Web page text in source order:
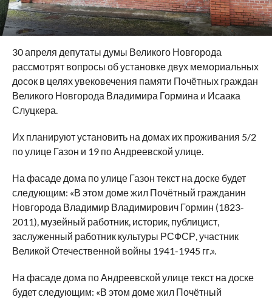
30 апреля депутаты думы Великого Новгорода
рассмотрят вопросы об установке двух мемориальных
досок в целях увековечения памяти Почётных граждан
Великого Новгорода Владимира Гормина и Исаака
Слуцкера.
Их планируют установить на домах их проживания 5/2
по улице Газон и 19 по Андреевской улице.
На фасаде дома по улице Газон текст на доске будет
следующим: «В этом доме жил Почётный гражданин
Новгорода Владимир Владимирович Гормин (1823-
2011), музейный работник, историк, публицист,
заслуженный работник культуры РСФСР, участник
Великой Отечественной войны 1941-1945 гг.».
На фасаде дома по Андреевской улице текст на доске
будет следующим: «В этом доме жил Почётный